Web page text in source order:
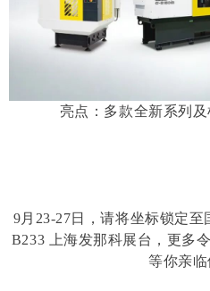
亮点：多款全新系列
9月23-27日，请将坐标锁定
B233 上海发那科展台，更多
等你亲临